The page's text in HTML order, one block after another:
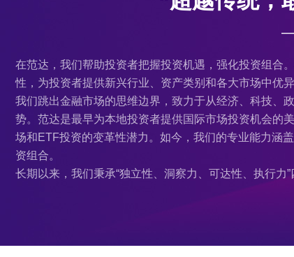
在范达，我们帮助投资者把握投资机遇，强化投资组合
性，为投资者提供新兴行业、资产类别和各大市场中优
我们跳出金融市场的思维边界，致力于从经济、科技、
势。范达是最早为本地投资者提供国际市场投资机会的
场和ETF投资的变革性潜力。如今，我们的专业能力涵
资组合。
长期以来，我们秉承“独立性、洞察力、可达性、执行力